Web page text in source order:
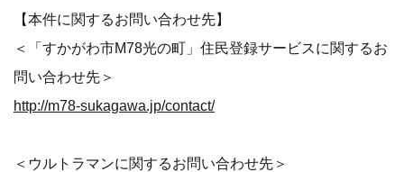
【本件に関するお問い合わせ先】
＜「すかがわ市M78光の町」住民登録サービスに関するお
問い合わせ先＞
http://m78-sukagawa.jp/contact/
＜ウルトラマンに関するお問い合わせ先＞